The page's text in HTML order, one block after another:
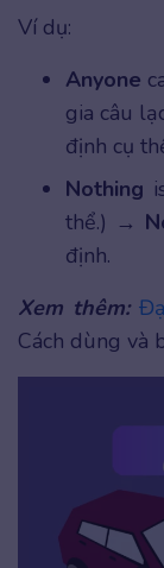
Ví dụ:
Anyone
gia câu
định cụ
Nothing
thể.) →
định.
Xem thêm:
Cách dùng và